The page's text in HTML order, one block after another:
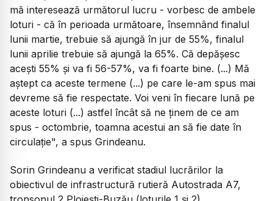
mă interesează următorul lucru - vorbesc de ambele
loturi - că în perioada următoare, însemnând finalul
lunii martie, trebuie să ajungă în jur de 55%, finalul
lunii aprilie trebuie să ajungă la 65%. Că depăşesc
aceşti 55% şi va fi 56-57%, va fi foarte bine. (...) Mă
aştept ca aceste termene (...) pe care le-am spus mai
devreme să fie respectate. Voi veni în fiecare lună pe
aceste loturi (...) astfel încât să ne ţinem de ce am
spus - octombrie, toamna acestui an să fie date în
circulaţie", a spus Grindeanu.
Sorin Grindeanu a verificat stadiul lucrărilor la
obiectivul de infrastructură rutieră Autostrada A7,